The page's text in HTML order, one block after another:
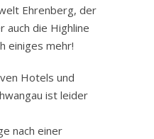
Ehrenberg, der
auch die Highline
einiges mehr!
Hotels und
ist leider
nach einer